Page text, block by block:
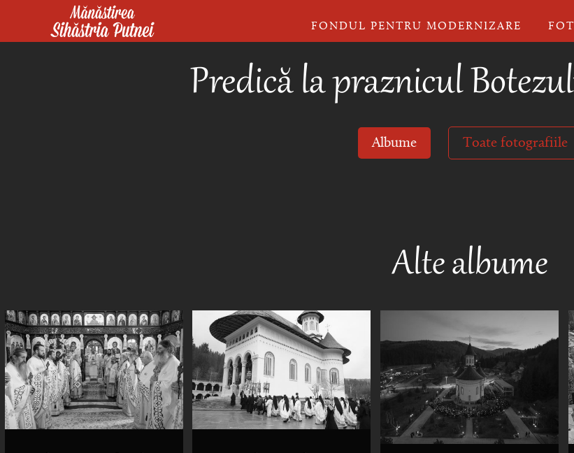
Mergi la conţinutul principal
FONDUL PENTRU MODERNIZARE
Predică la praznicul
Albume Toate fotografiile
Alte albume